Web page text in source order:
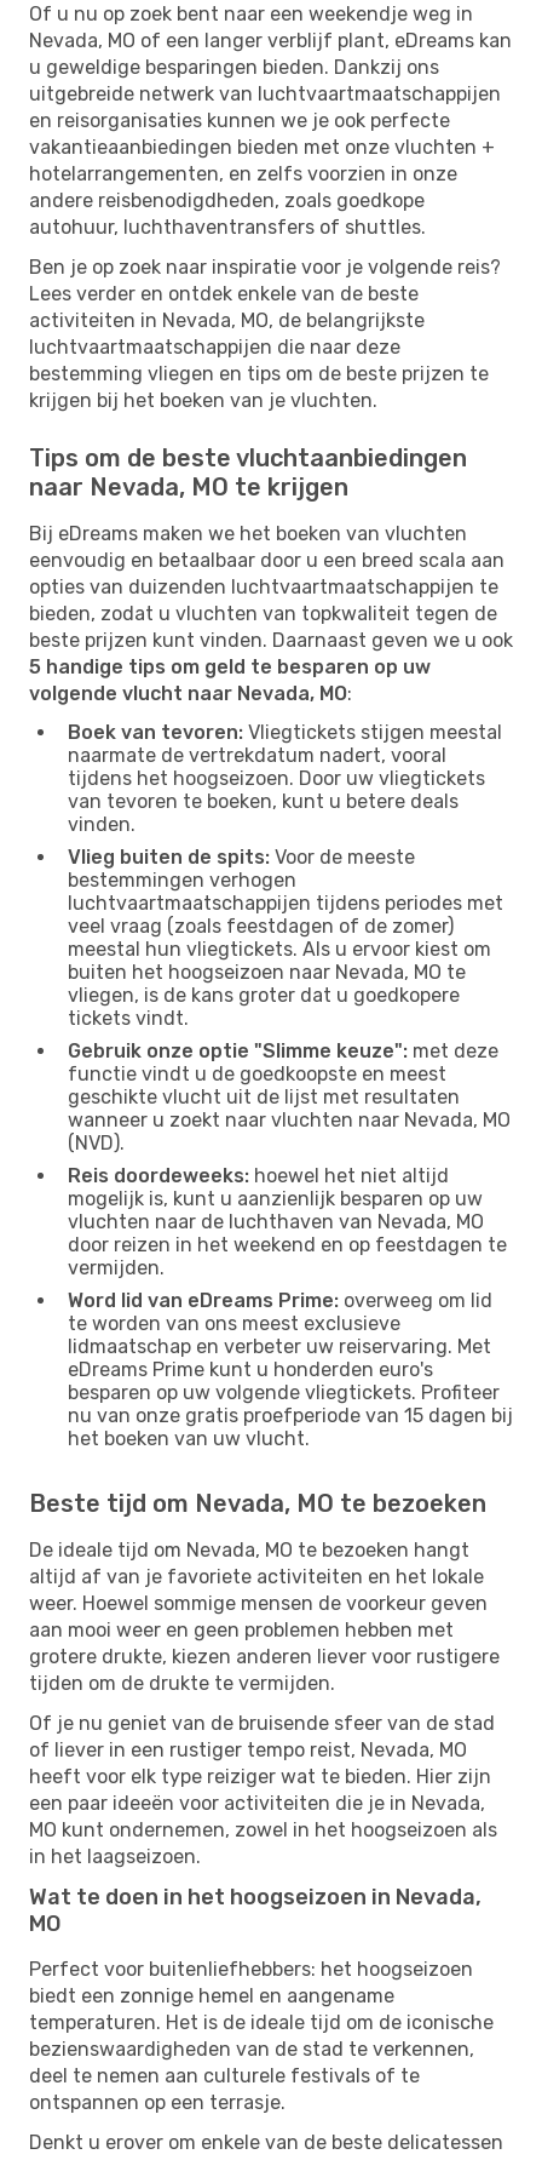
Of u nu op zoek bent naar een weekendje weg in
Nevada, MO of een langer verblijf plant, eDreams kan
u geweldige besparingen bieden. Dankzij ons
uitgebreide netwerk van luchtvaartmaatschappijen
en reisorganisaties kunnen we je ook perfecte
vakantieaanbiedingen bieden met onze vluchten +
hotelarrangementen, en zelfs voorzien in onze
andere reisbenodigdheden, zoals goedkope
autohuur, luchthaventransfers of shuttles.
Ben je op zoek naar inspiratie voor je volgende reis?
Lees verder en ontdek enkele van de beste
activiteiten in Nevada, MO, de belangrijkste
luchtvaartmaatschappijen die naar deze
bestemming vliegen en tips om de beste prijzen te
krijgen bij het boeken van je vluchten.
Tips om de beste vluchtaanbiedingen
naar Nevada, MO te krijgen
Bij eDreams maken we het boeken van vluchten
eenvoudig en betaalbaar door u een breed scala aan
opties van duizenden luchtvaartmaatschappijen te
bieden, zodat u vluchten van topkwaliteit tegen de
beste prijzen kunt vinden. Daarnaast geven we u ook
5 handige tips om geld te besparen op uw
volgende vlucht naar Nevada, MO:
Boek van tevoren: Vliegtickets stijgen meestal
naarmate de vertrekdatum nadert, vooral
tijdens het hoogseizoen. Door uw vliegtickets
van tevoren te boeken, kunt u betere deals
vinden.
Vlieg buiten de spits: Voor de meeste
bestemmingen verhogen
luchtvaartmaatschappijen tijdens periodes met
veel vraag (zoals feestdagen of de zomer)
meestal hun vliegtickets. Als u ervoor kiest om
buiten het hoogseizoen naar Nevada, MO te
vliegen, is de kans groter dat u goedkopere
tickets vindt.
Gebruik onze optie "Slimme keuze": met deze
functie vindt u de goedkoopste en meest
geschikte vlucht uit de lijst met resultaten
wanneer u zoekt naar vluchten naar Nevada, MO
(NVD).
Reis doordeweeks: hoewel het niet altijd
mogelijk is, kunt u aanzienlijk besparen op uw
vluchten naar de luchthaven van Nevada, MO
door reizen in het weekend en op feestdagen te
vermijden.
Word lid van eDreams Prime: overweeg om lid
te worden van ons meest exclusieve
lidmaatschap en verbeter uw reiservaring. Met
eDreams Prime kunt u honderden euro's
besparen op uw volgende vliegtickets. Profiteer
nu van onze gratis proefperiode van 15 dagen bij
het boeken van uw vlucht.
Beste tijd om Nevada, MO te bezoeken
De ideale tijd om Nevada, MO te bezoeken hangt
altijd af van je favoriete activiteiten en het lokale
weer. Hoewel sommige mensen de voorkeur geven
aan mooi weer en geen problemen hebben met
grotere drukte, kiezen anderen liever voor rustigere
tijden om de drukte te vermijden.
Of je nu geniet van de bruisende sfeer van de stad
of liever in een rustiger tempo reist, Nevada, MO
heeft voor elk type reiziger wat te bieden. Hier zijn
een paar ideeën voor activiteiten die je in Nevada,
MO kunt ondernemen, zowel in het hoogseizoen als
in het laagseizoen.
Wat te doen in het hoogseizoen in Nevada,
MO
Perfect voor buitenliefhebbers: het hoogseizoen
biedt een zonnige hemel en aangename
temperaturen. Het is de ideale tijd om de iconische
bezienswaardigheden van de stad te verkennen,
deel te nemen aan culturele festivals of te
ontspannen op een terrasje.
Denkt u erover om enkele van de beste delicatessen